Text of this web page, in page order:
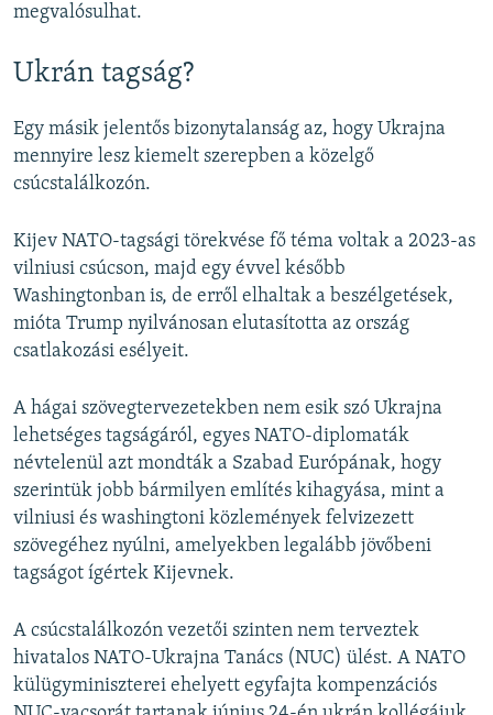
megvalósulhat.
Ukrán tagság?
Egy másik jelentős bizonytalanság az, hogy Ukrajna
mennyire lesz kiemelt szerepben a közelgő
csúcstalálkozón.
Kijev NATO-tagsági törekvése fő téma voltak a 2023-as
vilniusi csúcson, majd egy évvel később
Washingtonban is, de erről elhaltak a beszélgetések,
mióta Trump nyilvánosan elutasította az ország
csatlakozási esélyeit.
A hágai szövegtervezetekben nem esik szó Ukrajna
lehetséges tagságáról, egyes NATO-diplomaták
névtelenül azt mondták a Szabad Európának, hogy
szerintük jobb bármilyen említés kihagyása, mint a
vilniusi és washingtoni közlemények felvizezett
szövegéhez nyúlni, amelyekben legalább jövőbeni
tagságot ígértek Kijevnek.
A csúcstalálkozón vezetői szinten nem terveztek
hivatalos NATO-Ukrajna Tanács (NUC) ülést. A NATO
külügyminiszterei ehelyett egyfajta kompenzációs